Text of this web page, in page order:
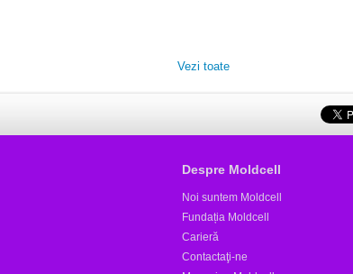
Vezi toate
Despre Moldcell
Noi suntem Moldcell
Fundația Moldcell
Carieră
Contactaţi-ne